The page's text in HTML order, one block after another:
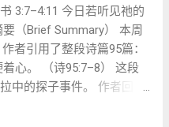
传统上， 人们常说： 他们
入。 希伯来文视角 民数
是否愿意继续信靠神。
3:7–4:11 今日若听见祂的
（Brief Summary） 本周
者引用了整段诗篇95篇：
心。 （诗95:7–8） 这段
中的探子事件。 作者回